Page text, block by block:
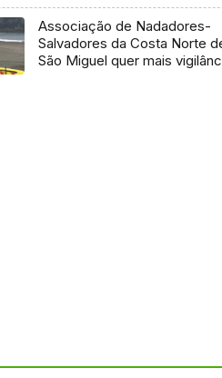
Associação de Nadadores-
Salvadores da Costa Norte
São Miguel quer mais